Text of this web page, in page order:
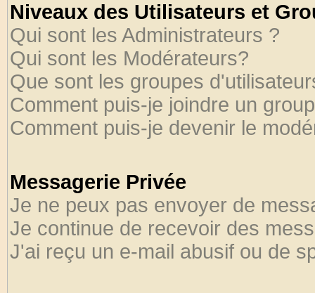
Niveaux des Utilisateurs et
Qui sont les Administrateurs ?
Qui sont les Modérateurs?
Que sont les groupes
Comment puis-je joindre un
Comment puis-je devenir le
Messagerie Privée
Je ne peux pas envoyer de
Je continue de recevoir des
J'ai reçu un e-mail abusif ou de